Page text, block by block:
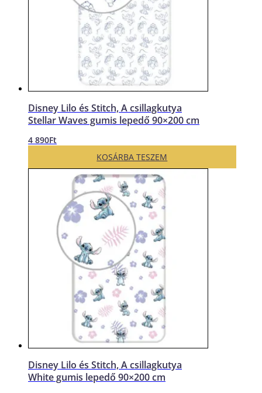
Disney Lilo és Stitch, A csillagkutya
Stellar Waves gumis lepedő 90×200 cm
4 890Ft
KOSÁRBA TESZEM
Disney Lilo és Stitch, A csillagkutya
White gumis lepedő 90×200 cm